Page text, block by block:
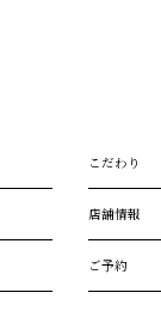
こだわり
店舗情報
ご予約